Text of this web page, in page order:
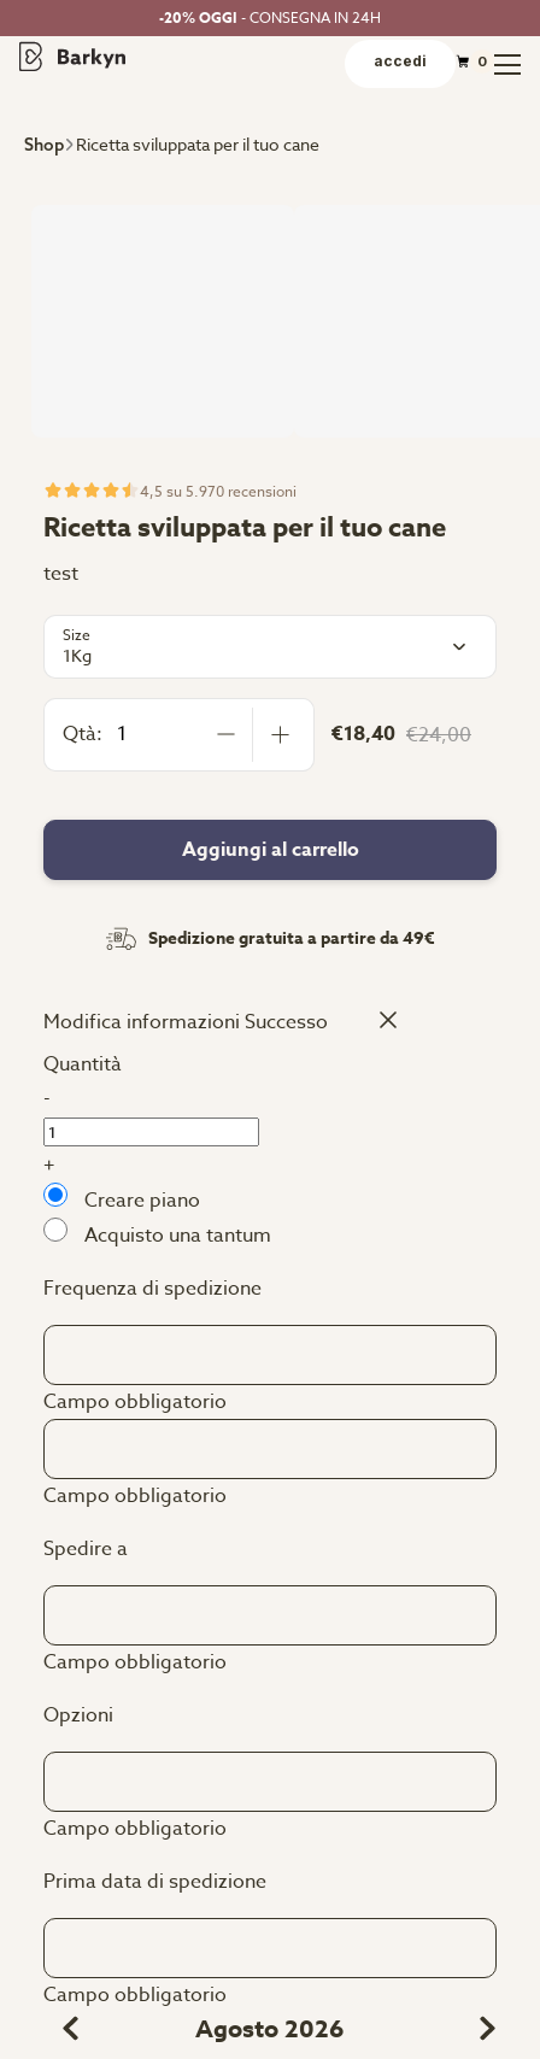
-20% OGGI - CONSEGNA IN 24H
accedi 0
Shop Ricetta sviluppata per il tuo cane
4,5 su 5.970 recensioni
Ricetta sviluppata per il tuo cane
test
Size
1Kg
Qtà: €18,40 €24,00
Aggiungi al carrello
Spedizione gratuita a partire da 49€
Modifica informazioni Successo
Quantità
-
+
Creare piano
Acquisto una tantum
Frequenza di spedizione
Campo obbligatorio
Campo obbligatorio
Spedire a
Campo obbligatorio
Opzioni
Campo obbligatorio
Prima data di spedizione
Campo obbligatorio
Agosto 2026